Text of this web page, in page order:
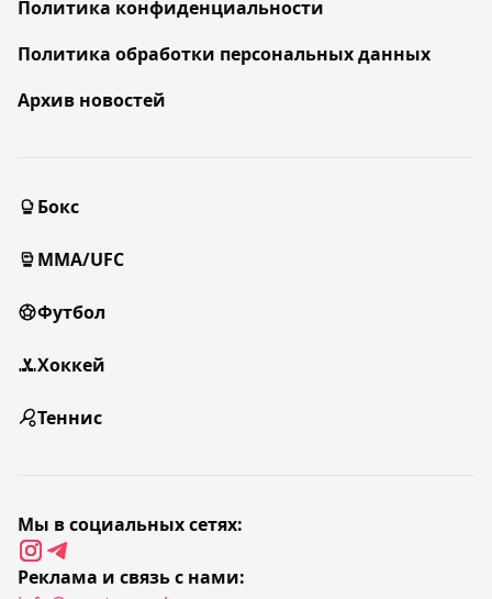
Политика конфиденциальности
Политика обработки персональных данных
Архив новостей
Бокс
MMA/UFC
Футбол
Хоккей
Теннис
Мы в социальных сетях:
Реклама и связь с нами: